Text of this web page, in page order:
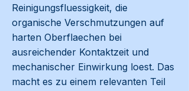
Reinigungsfluessigkeit, die
organische Verschmutzungen auf
harten Oberflaechen bei
ausreichender Kontaktzeit und
mechanischer Einwirkung loest. Das
macht es zu einem relevanten Teil